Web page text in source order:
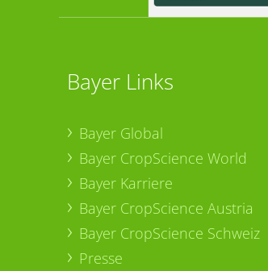
Bayer Links
Bayer Global
Bayer CropScience World
Bayer Karriere
Bayer CropScience Austria
Bayer CropScience Schweiz
Presse